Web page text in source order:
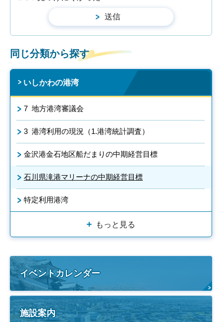
同じ分類から探す
いしかわの港湾
7 地方港湾審議会
3 港湾利用の現況（1.港湾統計調査）
金沢港金石地区船だまりの中期経営目標
石川県滝港マリーナの中期経営目標
特定利用港湾
もっと見る
イベントカレンダー
施設案内